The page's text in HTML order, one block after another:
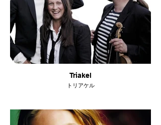
Triakel
トリアケル